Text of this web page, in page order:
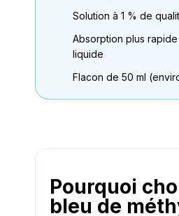
Solution à 1 % de
Absorption plus
liquide
Flacon de 50 ml
Pourquoi
bleu de